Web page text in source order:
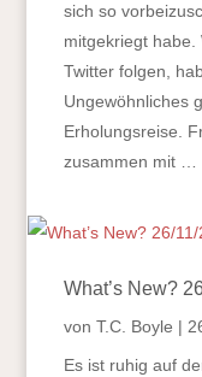
sich so
mitgekriegt habe.
Twitter folgen,
Ungewöhnliches
Erholungsreise.
zusammen mit …
What’s New?
von T.C. Boyle |
Es ist ruhig auf